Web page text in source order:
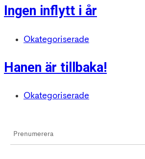
Ingen inflytt i år
Okategoriserade
Hanen är tillbaka!
Okategoriserade
Prenumerera